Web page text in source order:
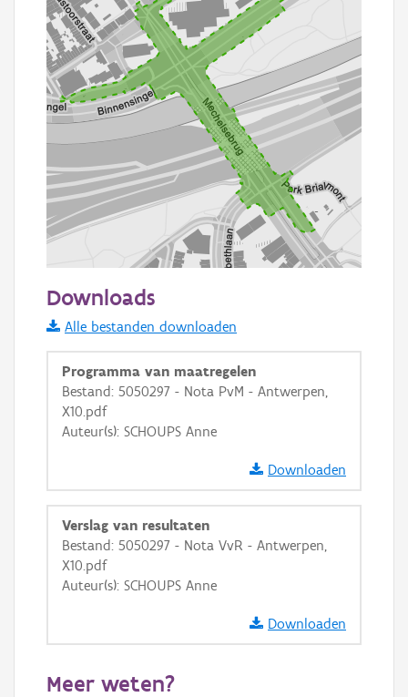
Informatie Vlaanderen
i
+
Basis Lagen
OSM-Basiskaart
GRB-Basiskaart
GRB-Basiskaart in grijswaarden
Downloads
Alle bestanden downloaden
Programma van maatregelen
Bestand: 5050297 - Nota PvM - Antwerpen,
X10.pdf
Auteur(s): SCHOUPS Anne
Downloaden
Verslag van resultaten
Bestand: 5050297 - Nota VvR - Antwerpen,
X10.pdf
Auteur(s): SCHOUPS Anne
Downloaden
Meer weten?